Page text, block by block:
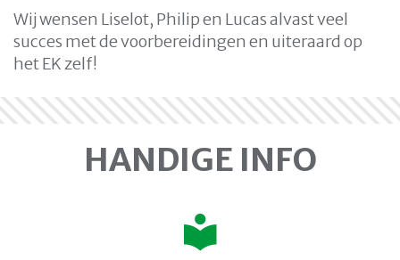
Wij wensen Liselot, Philip en Lucas alvast veel
succes met de voorbereidingen en uiteraard op
het EK zelf!
HANDIGE INFO